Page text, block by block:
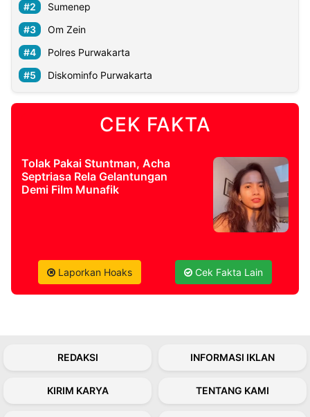
Kabarbaru.co
2026
PT.
Sumenep
Om Zein
Polres Purwakarta
Diskominfo Purwakarta
CEK FAKTA
Tolak Pakai Stuntman, Acha
Septriasa Rela Gelantungan
Demi Film Munafik
Laporkan Hoaks Cek Fakta Lain
REDAKSI INFORMASI IKLAN
KIRIM KARYA TENTANG KAMI